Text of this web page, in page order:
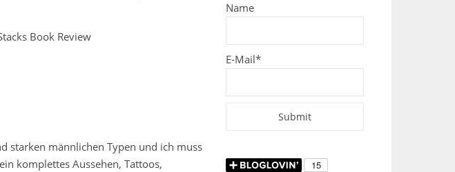
Book Review
starken männlichen Typen und ich muss
komplettes Aussehen, Tattoos,
Name
E-Mail*